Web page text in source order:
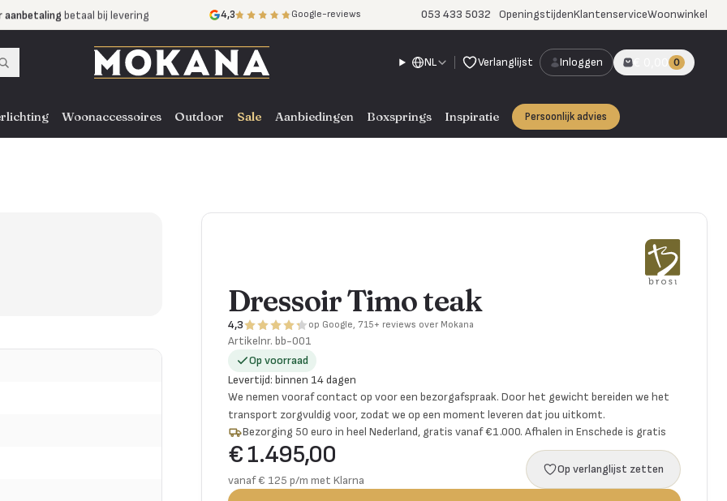
aanbetaling betaal bij levering
door heel NL, BE en DE
4,3 Google-reviews 053 433 5032 OpeningstijdenKlantenserviceWoonwinkel
NL Verlanglijst Inloggen € 0,00 0
Woonaccessoires Outdoor Sale Aanbiedingen Boxsprings Inspiratie Persoonlijk advies
Dressoir Timo teak
4,3 op Google, 715+ reviews over Mokana
Artikelnr. bb-001
Op voorraad
Levertijd: binnen 14 dagen
We nemen vooraf contact op voor een bezorgafspraak. Door het gewicht bereiden we het
transport zorgvuldig voor, zodat we op een moment leveren dat jou uitkomt.
Bezorging 50 euro in heel Nederland, gratis vanaf €1.000. Afhalen in Enschede is gratis
€ 1.495,00
vanaf € 125 p/m met Klarna
Op verlanglijst zetten